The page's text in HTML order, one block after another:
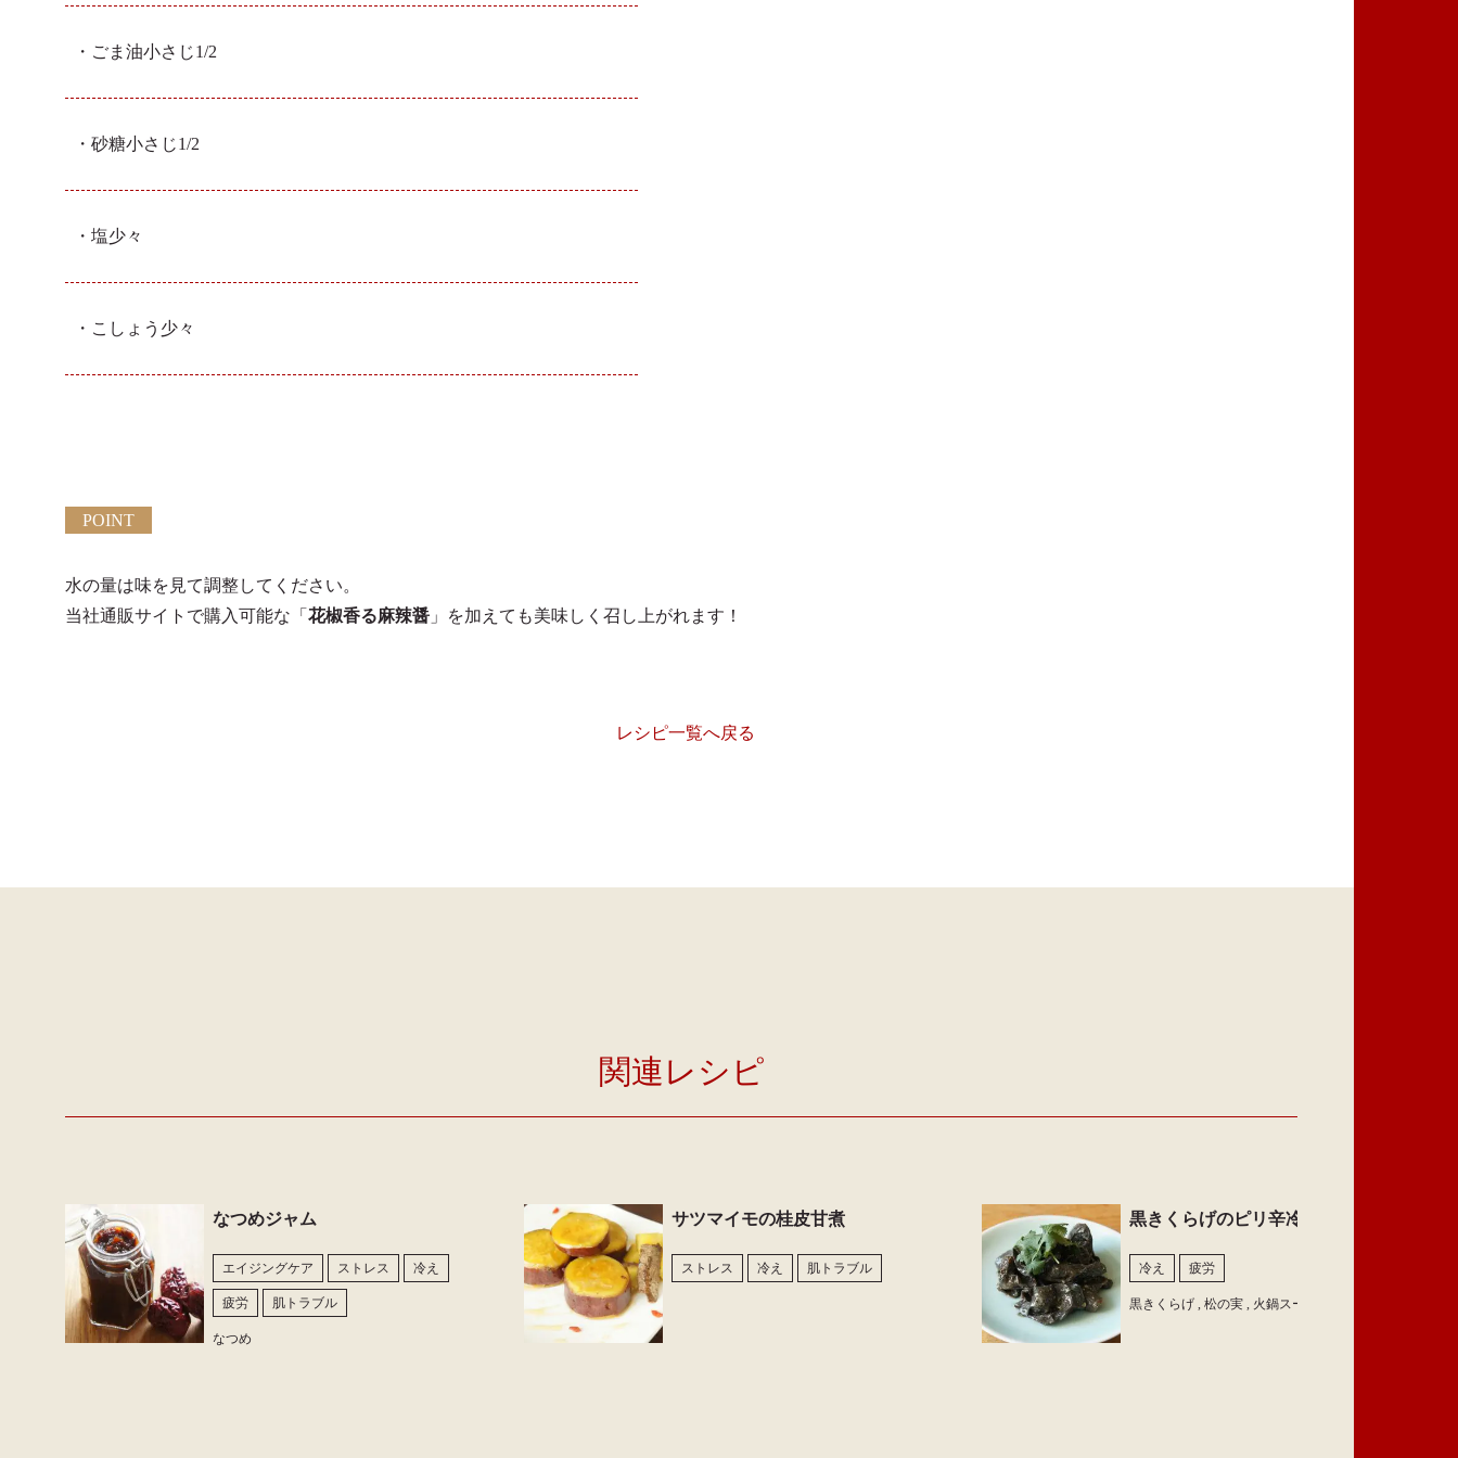
・ごま油小さじ1/2
・砂糖小さじ1/2
・塩少々
・こしょう 少々
POINT
水の量は味を見て調整してください。
当社通販サイトで購入可能な「 花椒香る麻辣醤 」を加えても美味しく召し上がれます！
レシピ一覧へ戻る
関連レシピ
なつめジャム
エイジングケア ストレス 冷え
疲労 肌トラブル
なつめ
サツマイモの桂皮甘煮
ストレス 冷え 肌トラブル
黒きくらげのピリ辛冷製
冷え 疲労
黒きくらげ , 松の実 , 火鍋スープ